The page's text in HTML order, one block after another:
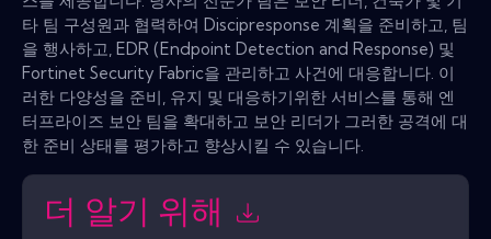
타 팀 구성원과 협력하여 Discipresponse 계획을 준비하고, 팀
을 행사하고, EDR (Endpoint Detection and Response) 및
Fortinet Security Fabric을 관리하고 사건에 대응합니다. 이
러한 다양성을 준비, 유지 및 대응하기위한 서비스를 통해 엔
터프라이즈 보안 팀을 확대하고 보안 리더가 그러한 공격에 대
한 준비 상태를 평가하고 향상시킬 수 있습니다.
더 알기 위해